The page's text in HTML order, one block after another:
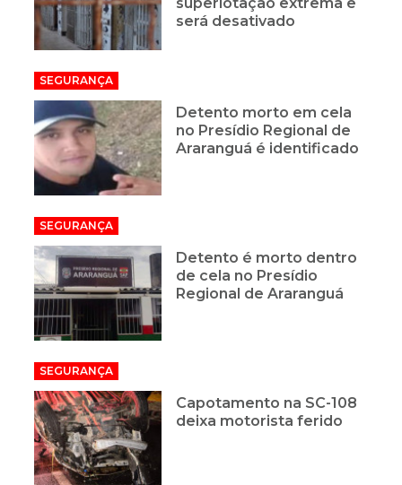
será desativado
SEGURANÇA
Detento morto em cela
no Presídio Regional de
Araranguá é identificado
SEGURANÇA
Detento é morto dentro
de cela no Presídio
Regional de Araranguá
SEGURANÇA
Capotamento na SC-108
deixa motorista ferido